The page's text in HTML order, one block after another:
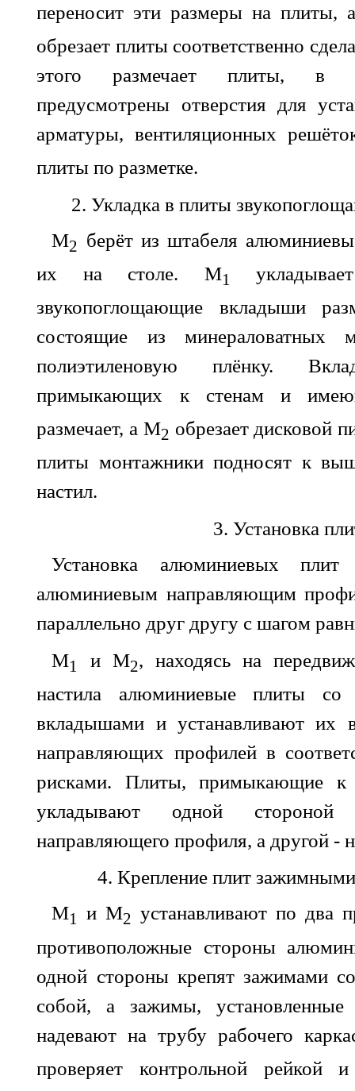
переносит эти размеры на плиты,
обрезает плиты соответственно
этого размечает плиты, в
предусмотрены отверстия для
арматуры, вентиляционных
плиты по разметке.
2. Укладка в плиты
М2 берёт из штабеля
их на столе. М1
звукопоглощающие вкладыши
состоящие из минераловатных
полиэтиленовую плёнку.
примыкающих к стенам и
размечает, а М2 обрезает дисковой
плиты монтажники подносят к
настил.
3. Установка
Установка алюминиевых плит
алюминиевым направляющим
параллельно друг другу с шагом
М1 и М2, находясь на
настила алюминиевые плиты со
вкладышами и устанавливают их
направляющих профилей в
рисками. Плиты, примыкающие к
укладывают одной
направляющего профиля, а другой -
4. Крепление плит
М1 и М2 устанавливают по два
противоположные стороны
одной стороны крепят зажимами
собой, а зажимы,
надевают на трубу рабочего
проверяет контрольной рейкой